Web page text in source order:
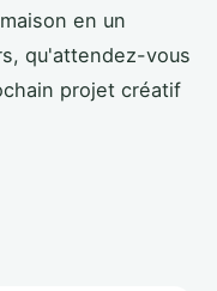
en un
qu'attendez-vous
projet créatif